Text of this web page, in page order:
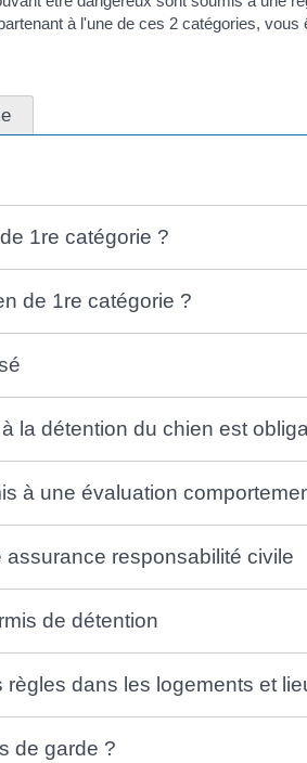
à l'une de ces 2 catégories,
1re catégorie ?
de 1re catégorie ?
la détention du chien est
à une évaluation
responsabilité civile
de détention
dans les logements et
de garde ?